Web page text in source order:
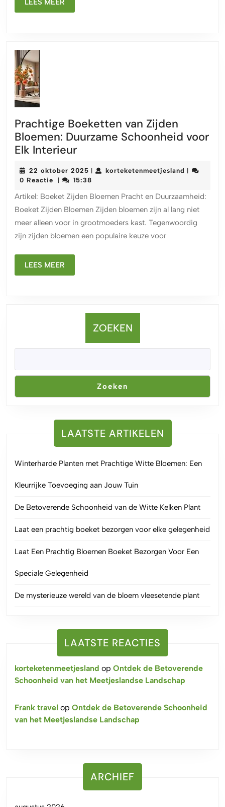
LEES MEER
MEER
Prachtige Boeketten van Zijden
Bloemen: Duurzame Schoonheid voor
Elk InterieurPrachtige
van
Bloemen:
Duurzame
Schoonheid
voor
22 oktober 2025 22
oktober
| korteketenmeetjesland |
0 Reactie | 15:38
Artikel: Boeket Zijden Bloemen Pracht en Duurzaamheid:
Boeket Zijden Bloemen Zijden bloemen zijn al lang niet
meer alleen voor in grootmoeders kast. Tegenwoordig
zijn zijden bloemen een populaire keuze voor
LEES MEER
MEER
ZOEKEN
Zoeken
LAATSTE ARTIKELEN
Winterharde Planten met Prachtige Witte Bloemen: Een
Kleurrijke Toevoeging aan Jouw Tuin
De Betoverende Schoonheid van de Witte Kelken Plant
Laat een prachtig boeket bezorgen voor elke gelegenheid
Laat Een Prachtig Bloemen Boeket Bezorgen Voor Een
Speciale Gelegenheid
De mysterieuze wereld van de bloem vleesetende plant
LAATSTE REACTIES
korteketenmeetjesland op Ontdek de Betoverende
Schoonheid van het Meetjeslandse Landschap
Frank travel op Ontdek de Betoverende Schoonheid
van het Meetjeslandse Landschap
ARCHIEF